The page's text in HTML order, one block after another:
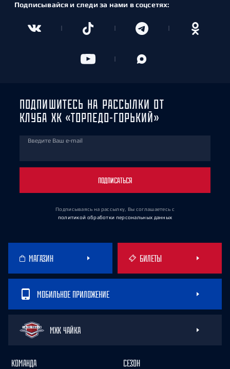
Подписывайся и следи за нами в соцсетях:
ПОДПИШИТЕСЬ НА РАССЫЛКИ ОТ
КЛУБА ХК «ТОРПЕДО-ГОРЬКИЙ»
Введите Ваш e-mail
ПОДПИСАТЬСЯ
Подписываясь на рассылку, Вы соглашаетесь с
политикой обработки персональных данных
МАГАЗИН БИЛЕТЫ
МОБИЛЬНОЕ ПРИЛОЖЕНИЕ
МХК ЧАЙКА
КОМАНДА СЕЗОН